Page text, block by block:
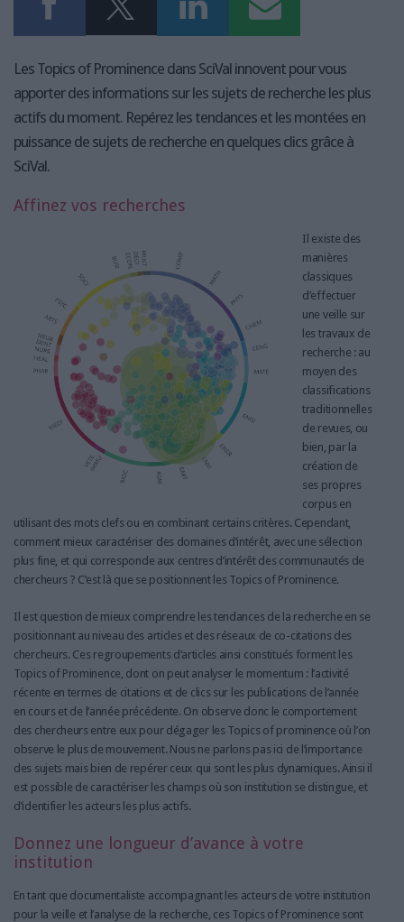
Les Topics of Prominence dans SciVal innovent pour vous
apporter des informations sur les sujets de recherche les plus
actifs du moment. Repérez les tendances et les montées en
puissance de sujets de recherche en quelques clics grâce à
SciVal.
Affinez vos recherches
Il existe des
manières
classiques
d’effectuer
une veille sur
les travaux de
recherche : au
moyen des
classifications
traditionnelles
de revues, ou
bien, par la
création de
ses propres
corpus en
utilisant des mots clefs ou en combinant certains critères. Cependant,
comment mieux caractériser des domaines d’intérêt, avec une sélection
plus fine, et qui corresponde aux centres d’intérêt des communautés de
chercheurs ? C’est là que se positionnent les Topics of Prominence.
Il est question de mieux comprendre les tendances de la recherche en se
positionnant au niveau des articles et des réseaux de co-citations des
chercheurs. Ces regroupements d’articles ainsi constitués forment les
Topics of Prominence, dont on peut analyser le momentum : l’activité
récente en termes de citations et de clics sur les publications de l’année
en cours et de l’année précédente. On observe donc le comportement
des chercheurs entre eux pour dégager les Topics of prominence où l’on
observe le plus de mouvement. Nous ne parlons pas ici de l’importance
des sujets mais bien de repérer ceux qui sont les plus dynamiques. Ainsi il
est possible de caractériser les champs où son institution se distingue, et
d’identifier les acteurs les plus actifs.
Donnez une longueur d’avance à votre
institution
En tant que documentaliste accompagnant les acteurs de votre institution
pour la veille et l’analyse de la recherche, ces Topics of Prominence sont